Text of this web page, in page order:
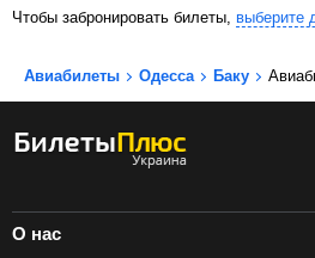
Чтобы забронировать билеты, выберите
Авиабилеты Одесса Баку
О нас